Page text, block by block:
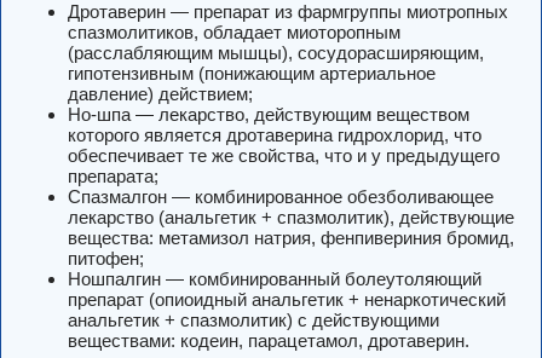
Дротаверин — препарат из фармгруппы миотропных
спазмолитиков, обладает миоторопным
(расслабляющим мышцы), сосудорасширяющим,
гипотензивным (понижающим артериальное
давление) действием;
Но-шпа — лекарство, действующим веществом
которого является дротаверина гидрохлорид, что
обеспечивает те же свойства, что и у предыдущего
препарата;
Спазмалгон — комбинированное обезболивающее
лекарство (анальгетик + спазмолитик), действующие
вещества: метамизол натрия, фенпивериния бромид,
питофен;
Ношпалгин — комбинированный болеутоляющий
препарат (опиоидный анальгетик + ненаркотический
анальгетик + спазмолитик) с действующими
веществами: кодеин, парацетамол, дротаверин.